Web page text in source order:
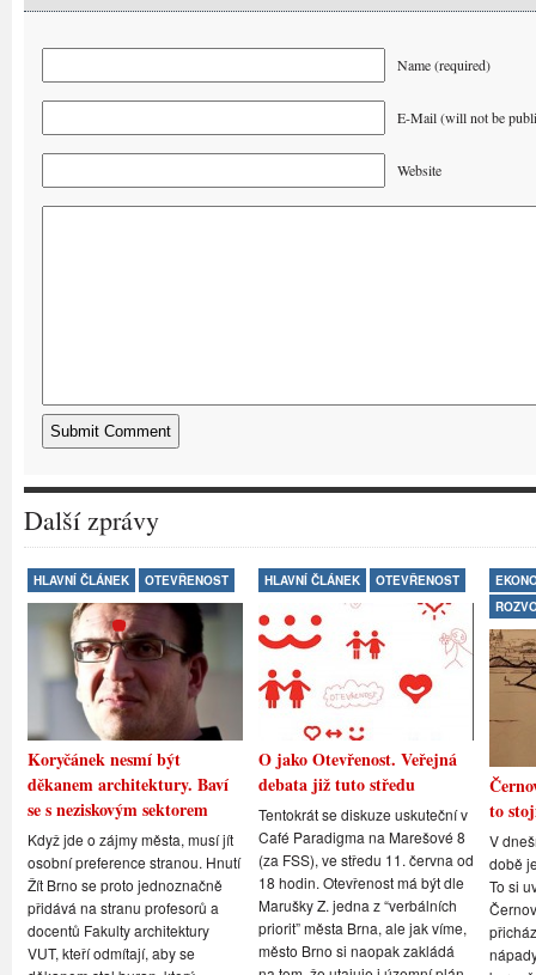
Name (required)
E-Mail (will not be
Website
Další zprávy
HLAVNÍ ČLÁNEK OTEVŘENOST
Koryčánek nesmí být
děkanem architektury. Baví
se s neziskovým sektorem
Když jde o zájmy města, musí jít
osobní preference stranou. Hnutí
Žít Brno se proto jednoznačně
přidává na stranu profesorů a
docentů Fakulty architektury
VUT, kteří odmítají, aby se
HLAVNÍ ČLÁNEK OTEVŘENOST
O jako Otevřenost. Veřejná
debata již tuto středu
Tentokrát se diskuze uskuteční v
Café Paradigma na Marešové 8
(za FSS), ve středu 11. června od
18 hodin. Otevřenost má být dle
Marušky Z. jedna z “verbálních
priorit” města Brna, ale jak víme,
město Brno si naopak zakládá
to
V
době
To si